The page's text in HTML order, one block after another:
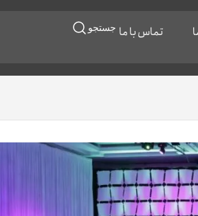
تماس با ما جستجو